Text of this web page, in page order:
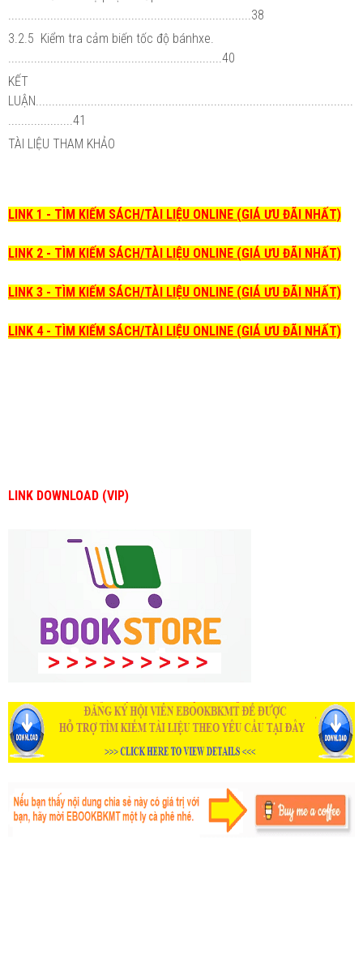
...........................................................................38
3.2.5 Kiểm tra cảm biến tốc độ bánhxe.
..................................................................40
KẾT
LUẬN..................................................................................................
....................41
TÀI LIỆU THAM KHẢO
LINK 1 - TÌM KIẾM SÁCH/TÀI LIỆU ONLINE (GIÁ ƯU ĐÃI NHẤT)
LINK 2 - TÌM KIẾM SÁCH/TÀI LIỆU ONLINE (GIÁ ƯU ĐÃI NHẤT)
LINK 3 - TÌM KIẾM SÁCH/TÀI LIỆU ONLINE (GIÁ ƯU ĐÃI NHẤT)
LINK 4 - TÌM KIẾM SÁCH/TÀI LIỆU ONLINE (GIÁ ƯU ĐÃI NHẤT)
LINK DOWNLOAD (VIP)